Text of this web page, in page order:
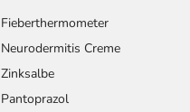
Fieberthermometer
Neurodermitis Creme
Zinksalbe
Pantoprazol